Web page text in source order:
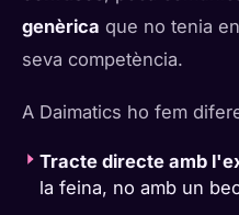
genèrica que no tenia
seva competència.
A Daimatics ho fem
Tracte directe amb
la feina, no amb un